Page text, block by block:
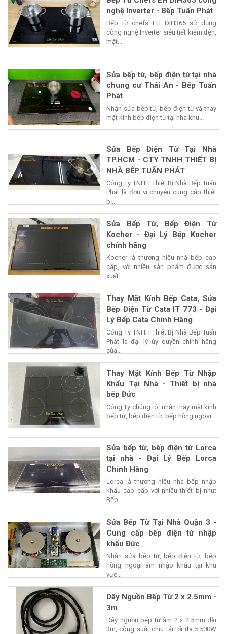
nghệ Inverter - Bếp Tuấn Phát
Bếp từ chefs EH DIH365 sử dụng
công nghệ Inverter siêu tiết kiệm đện,
mặt...
Sửa bếp từ, bếp điện từ tại nhà
chung cư Thái An - Bếp Tuấn
Phát
Nhận sửa bếp từ, bếp điện từ và thay
mặt kính bếp điện từ tại nhà khu...
Sửa Bếp Điện Từ Tại Nhà
TP.HCM - CTY TNHH THIẾT BỊ
NHÀ BẾP TUẤN PHÁT
Công Ty TNHH Thiết Bị Nhà Bếp Tuấn
Phát là đơn vị chuyên cung cấp thiết
bị...
Sửa Bếp Từ, Bếp Điện Từ
Kocher - Đại Lý Bếp Kocher
chính hãng
Kocher là thương hiệu nhà bếp cao
cấp, với nhiều sản phẩm được sản
xuất...
Thay Mặt Kính Bếp Cata, Sửa
Bếp Điện Từ Cata IT 773 - Đại
Lý Bếp Cata Chính Hãng
Công Ty TNHH Thiết Bị Nhà Bếp Tuấn
Phát là đại lý ủy quyền chính hãng
của...
Thay Mặt Kính Bếp Từ Nhập
Khẩu Tại Nhà - Thiết bị nhà
bếp Đức
Công Ty chúng tôi nhận thay mặt kính
bếp từ, bếp điện từ, bếp hồng ngoại...
Sửa bếp từ, bếp điện từ Lorca
tại nhà - Đại Lý Bếp Lorca
Chính Hãng
Lorca là thương hiệu nhà bếp nhập
khẩu cao cấp với nhiều thiết bị như:
Bếp...
Sửa Bếp Từ Tại Nhà Quận 3 -
Cung cấp bếp điện từ nhập
khẩu Đức
Nhận sửa bếp từ, bếp điện từ, bếp
hồng ngoại âm nhập khẩu tại khu
vực...
Dây Nguồn Bếp Từ 2 x 2.5mm -
3m
Dây nguồn bếp từ âm 2 x 2.5mm dài
3m, công suất chịu tải tối đa 5.500W